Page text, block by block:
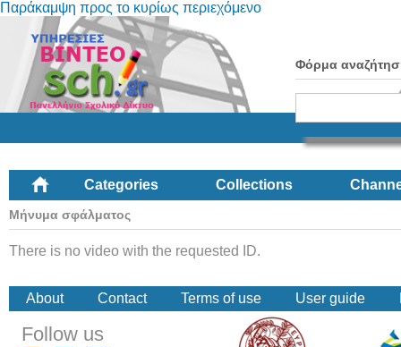
Παράκαμψη προς το κυρίως περιεχόμενο
Φόρμα
Categories Collections
Μήνυμα σφάλματος
There is no video with the requested ID.
About Contact Terms of use User guide
Follow us